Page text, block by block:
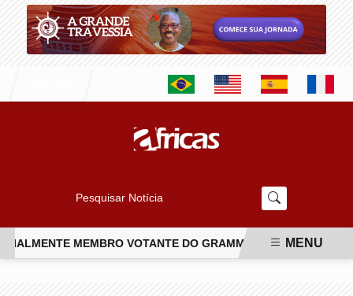
Pesquisar Notícia
MEMBRO VOTANTE DO GRAMMY CONHEÇA O
MENU